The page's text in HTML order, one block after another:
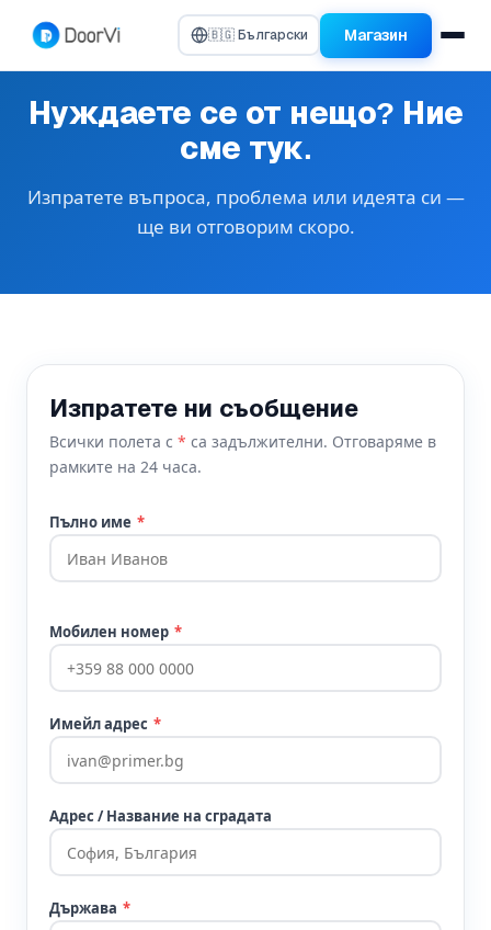
🇧🇬 Български Магазин
Нуждаете се от нещо? Ние
сме тук.
Изпратете въпроса, проблема или идеята си —
ще ви отговорим скоро.
Изпратете ни съобщение
Всички полета с * са задължителни. Отговаряме в
рамките на 24 часа.
Пълно име *
Мобилен номер *
Имейл адрес *
Адрес / Название на сградата
Държава *